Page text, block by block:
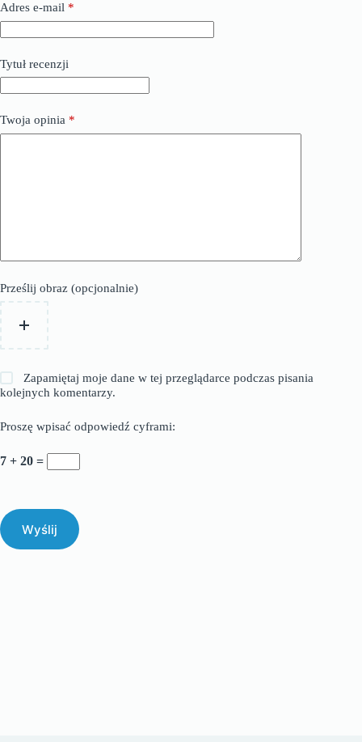
Adres e-mail *
Tytuł recenzji
Twoja opinia *
Prześlij obraz (opcjonalnie)
Zapamiętaj moje dane w tej przeglądarce podczas pisania
kolejnych komentarzy.
Proszę wpisać odpowiedź cyframi:
7 + 20 =
Wyślij